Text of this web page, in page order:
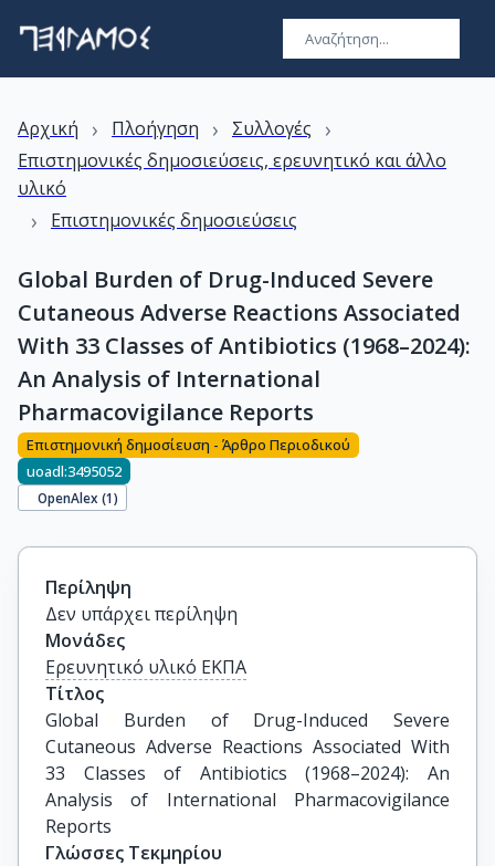
Αρχική › Πλοήγηση › Συλλογές ›
Επιστημονικές δημοσιεύσεις, ερευνητικό και άλλο
υλικό
› Επιστημονικές δημοσιεύσεις
Global Burden of Drug-Induced Severe
Cutaneous Adverse Reactions Associated
With 33 Classes of Antibiotics (1968–2024):
An Analysis of International
Pharmacovigilance Reports
Επιστημονική δημοσίευση - Άρθρο Περιοδικού
uoadl:3495052
OpenAlex (1)
Περίληψη
Δεν υπάρχει περίληψη
Μονάδες
Ερευνητικό υλικό ΕΚΠΑ
Τίτλος
Global Burden of Drug-Induced Severe
Cutaneous Adverse Reactions Associated With
33 Classes of Antibiotics (1968–2024): An
Analysis of International Pharmacovigilance
Reports
Γλώσσες Τεκμηρίου